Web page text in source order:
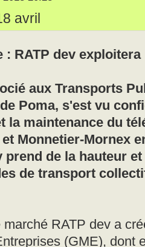
avril
: RATP dev
aux Transports
Poma, s'est vu
la maintenance du
Monnetier-Mornex
prend de la hauteur
de transport
RATP dev a
(GME), dont